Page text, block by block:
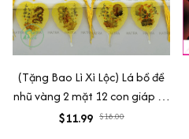
(Tặng Bao Lì Xì Lộc) Lá bồ đề
nhũ vàng 2 mặt 12 con giáp và
phật bản mệnh, để ốp lưng
$11.99 $18.00